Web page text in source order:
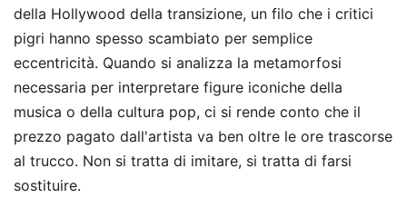
della Hollywood della transizione, un filo che i critici
pigri hanno spesso scambiato per semplice
eccentricità. Quando si analizza la metamorfosi
necessaria per interpretare figure iconiche della
musica o della cultura pop, ci si rende conto che il
prezzo pagato dall'artista va ben oltre le ore trascorse
al trucco. Non si tratta di imitare, si tratta di farsi
sostituire.